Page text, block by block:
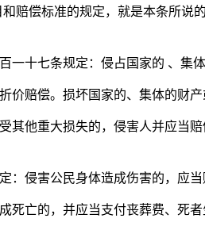
赔偿标准的规定，就是本条所说
一十七条规定：侵占国家的 、集
价赔偿。损坏国家的、集体的财
其他重大损失的，侵害人并应当
：侵害公民身体造成伤害的，应
死亡的，并应当支付丧葬费、死